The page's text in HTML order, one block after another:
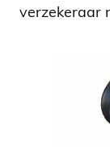
verzekeraar